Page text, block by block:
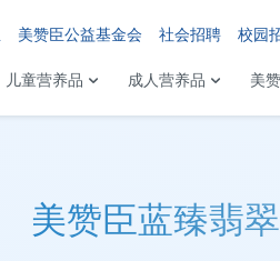
儿童营养品 成人营养品 美
美赞臣公益基金会 社会招聘 校园
美赞臣蓝臻翡翠